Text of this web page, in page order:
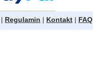
| Regulamin | Kontakt | FAQ